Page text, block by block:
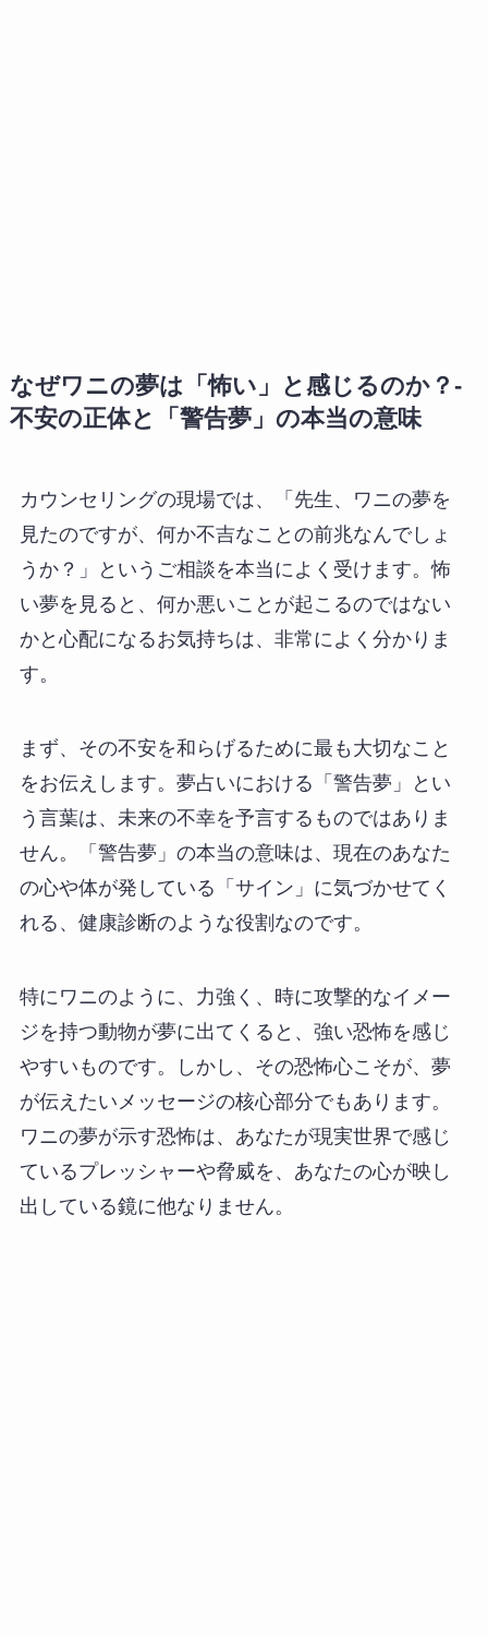
なぜワニの夢は「怖い」と感じるのか？-
不安の正体と「警告夢」の本当の意味
カウンセリングの現場では、「先生、ワニの夢を
見たのですが、何か不吉なことの前兆なんでしょ
うか？」というご相談を本当によく受けます。怖
い夢を見ると、何か悪いことが起こるのではない
かと心配になるお気持ちは、非常によく分かりま
す。
まず、その不安を和らげるために最も大切なこと
をお伝えします。夢占いにおける「警告夢」とい
う言葉は、未来の不幸を予言するものではありま
せん。「警告夢」の本当の意味は、現在のあなた
の心や体が発している「サイン」に気づかせてく
れる、健康診断のような役割なのです。
特にワニのように、力強く、時に攻撃的なイメー
ジを持つ動物が夢に出てくると、強い恐怖を感じ
やすいものです。しかし、その恐怖心こそが、夢
が伝えたいメッセージの核心部分でもあります。
ワニの夢が示す恐怖は、あなたが現実世界で感じ
ているプレッシャーや脅威を、あなたの心が映し
出している鏡に他なりません。